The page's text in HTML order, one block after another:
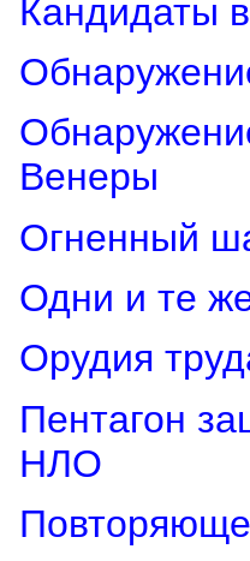
Кандидаты
Венеры
Огненный
Одни и те
Орудия
Пентагон
НЛО